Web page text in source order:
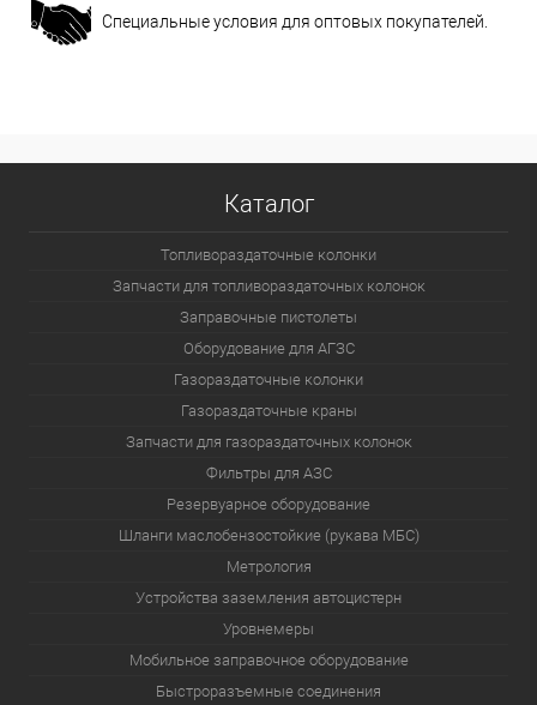
Специальные условия для оптовых покупателей.
Каталог
Топливораздаточные колонки
Запчасти для топливораздаточных колонок
Заправочные пистолеты
Оборудование для АГЗС
Газораздаточные колонки
Газораздаточные краны
Запчасти для газораздаточных колонок
Фильтры для АЗС
Резервуарное оборудование
Шланги маслобензостойкие (рукава МБС)
Метрология
Устройства заземления автоцистерн
Уровнемеры
Мобильное заправочное оборудование
Быстроразъемные соединения